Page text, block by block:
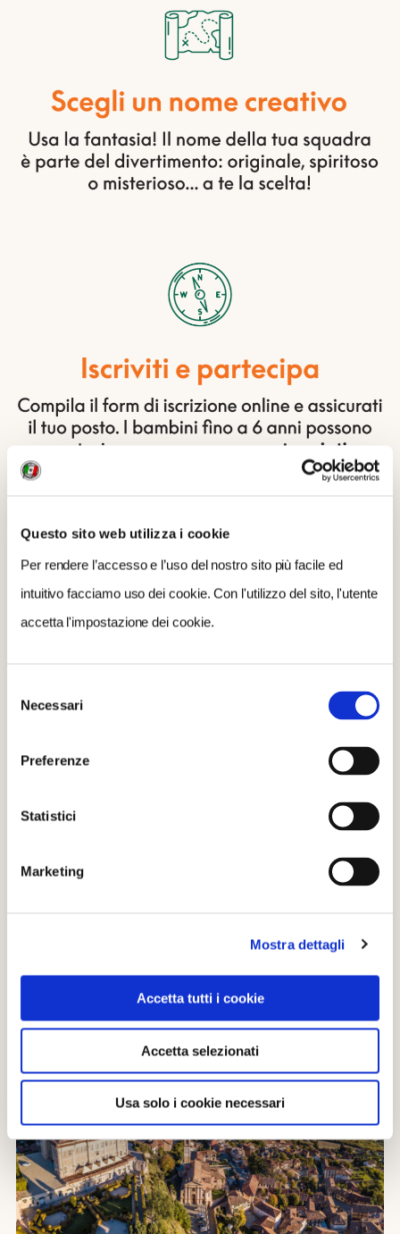
Questo sito web utilizza i cookie
Per rendere l’accesso e l’uso del nostro sito più facile ed
intuitivo facciamo uso dei cookie. Con l'utilizzo del sito, l'utente
accetta l'impostazione dei cookie.
delNecessari
Preferenze
Statistici
Marketing
Mostra dettagli
Accetta tutti i cookie
Accetta selezionati
Usa solo i cookie necessari
QUESTA CACCIA FA PER TE SE...
Vuoi far vivere ai tuoi bambini/e un’avventura
Cerchi un’attività originale e adatta a tutte le età
Vuoi scoprire luoghi autentici, lontani dal
turismo di massa